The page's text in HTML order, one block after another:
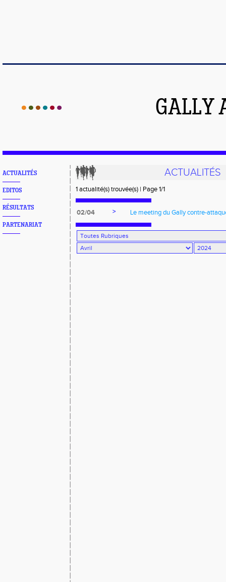
GALLY
ACTUALITÉS
EDITOS
RÉSULTATS
PARTENARIAT
ACTUALITÉS
1 actualité(s) trouvée(s) | Page 1/1
02/04 > Le meeting du Gally contre-